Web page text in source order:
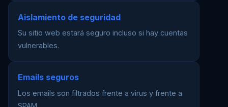
Aislamiento de seguridad
Su sitio web estará seguro incluso si hay cuentas
vulnerables.
Emails seguros
Los emails son filtrados frente a virus y frente a